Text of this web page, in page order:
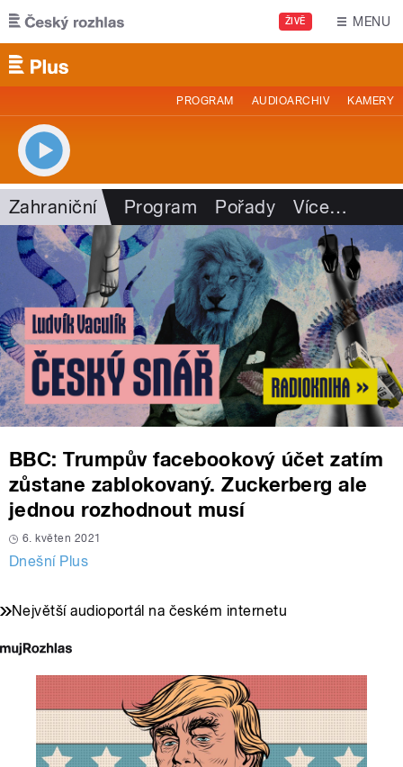
Přejít k hlavnímu obsahu
ŽIVĚ MENU
PROGRAM AUDIOARCHIV KAMERY
Zahraniční Program Pořady Více…
BBC: Trumpův facebookový účet zatím
zůstane zablokovaný. Zuckerberg ale
jednou rozhodnout musí
6. květen 2021
Dnešní Plus
Největší audioportál na českém internetu